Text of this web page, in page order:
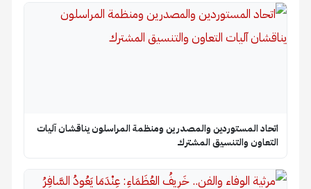
اتحاد المستوردين والمصدرين ومنظمة المراسلون يناقشان آليات
التعاون والتنسيق المشترك